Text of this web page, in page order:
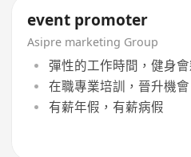
event promoter
Asipre marketing Group
彈性的工作時間，健身
在職專業培訓，晉升機會
有薪年假，有薪病假